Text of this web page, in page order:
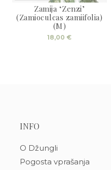
Sold
Zamija ‘Zenzi’
(Zamioculcas zamiifolia)
(M)
18,00 €
INFO
O Džungli
Pogosta vprašanja